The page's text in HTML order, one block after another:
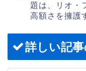
題は、リオ・
高額さを擁護
詳しい記